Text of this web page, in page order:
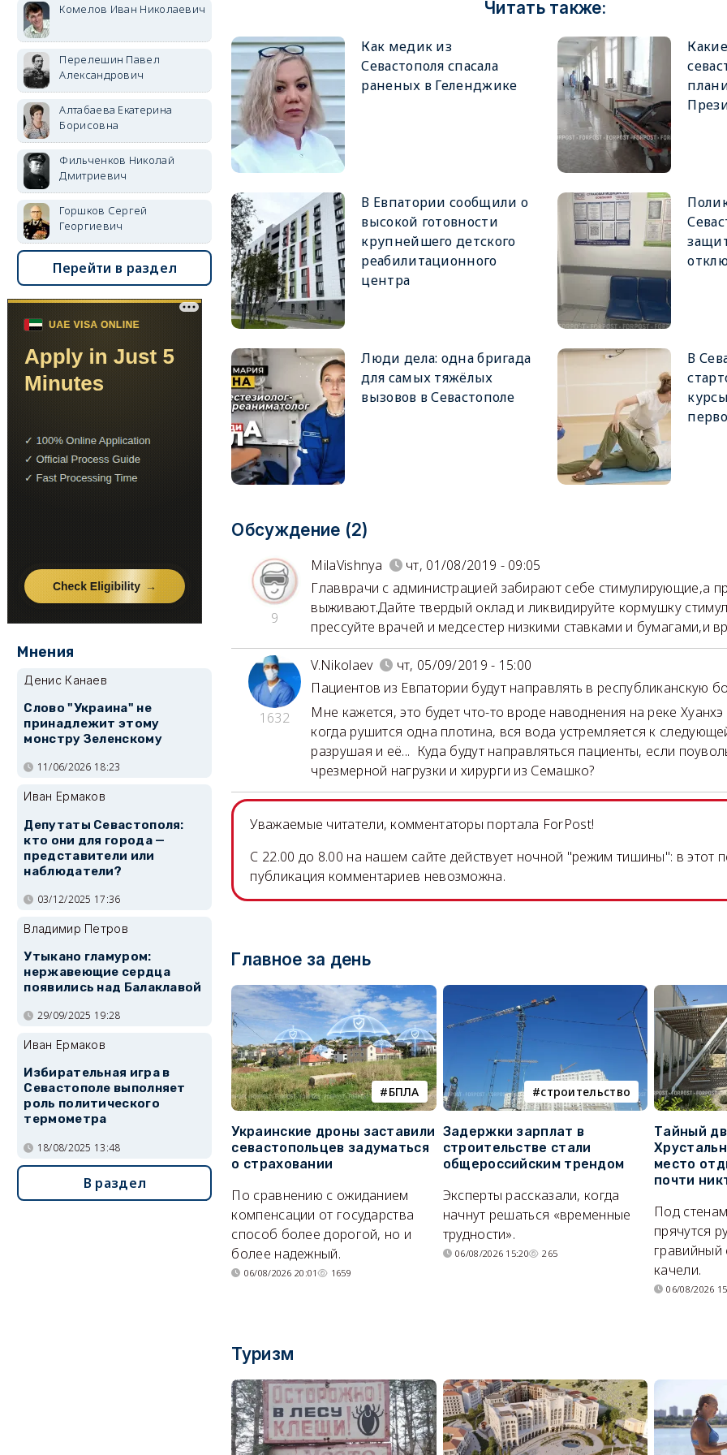
Читать также:
Как медик из
Севастополя спасала
раненых в Геленджике
В Евпатории сообщили о
высокой готовности
крупнейшего детского
реабилитационного
центра
Люди дела: одна бригада
для самых тяжёлых
вызовов в Севастополе
В
Обсуждение (2)
9
MilaVishnya
чт, 01/08/2019 - 09:05
Главврачи с администрацией забирают себе стимулирующие,а
выживают.Дайте твердый оклад и ликвидируйте кормушку
прессуйте врачей и медсестер низкими ставками и бумагами,и
1632
V.Nikolaev
чт, 05/09/2019 - 15:00
Пациентов из Евпатории будут направлять в республиканскую
Мне кажется, это будет что-то вроде наводнения на реке Хуанхэ
когда рушится одна плотина, вся вода устремляется к
разрушая и её... Куда будут направляться пациенты, если
чрезмерной нагрузки и хирурги из Семашко?
Уважаемые читатели, комментаторы портала ForPost!
C 22.00 до 8.00 на нашем сайте действует ночной "режим тишины": в этот
публикация комментариев невозможна.
Главное за день
БПЛА
Украинские дроны заставили
севастопольцев задуматься
о страховании
По сравнению с ожиданием
компенсации от государства
способ более дорогой, но и
более надежный.
06/08/2026 20:01 1659
строительство
Задержки зарплат в
строительстве стали
общероссийским трендом
Эксперты рассказали, когда
начнут решаться «временные
трудности».
06/08/2026 15:20 265
Тайный
место
почти
Под
прячутся
качели.
06/08/2026
Туризм
Комелов Иван Николаевич
Перелешин Павел
Александрович
Алтабаева Екатерина
Борисовна
Фильченков Николай
Дмитриевич
Горшков Сергей
Георгиевич
Перейти в раздел
Мнения
Денис Канаев
Слово "Украина" не
принадлежит этому
монстру Зеленскому
11/06/2026 18:23
Иван Ермаков
Депутаты Севастополя:
кто они для города —
представители или
наблюдатели?
03/12/2025 17:36
Владимир Петров
Утыкано гламуром:
нержавеющие сердца
появились над Балаклавой
29/09/2025 19:28
Иван Ермаков
Избирательная игра в
Севастополе выполняет
роль политического
термометра
18/08/2025 13:48
В раздел